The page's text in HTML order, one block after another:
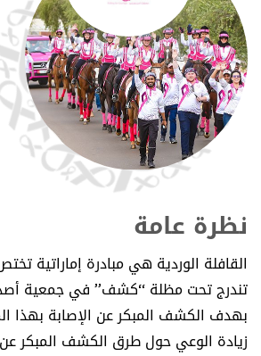
نظرة عامة
القافلة الوردية هي مبادرة إماراتية
تندرج تحت مظلة “كشف” في جمعية
بهدف الكشف المبكر عن الإصابة بهذا
زيادة الوعي حول طرق الكشف المبكر